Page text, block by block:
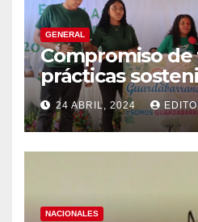
GENERAL
Compromiso
prácticas
conciencia
instituciones
24 ABRIL, 2024
NACIONALES